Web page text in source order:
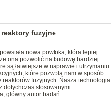
fuzyjne
nowa powłoka, która lepiej
ona pozwolić na budowę bardziej
są łatwiejsze w naprawie i utrzymaniu.
które pozwolą nam w sposób
fuzyjnych. Nasza technologia
dotychczas stosowanymi
główny autor badań.